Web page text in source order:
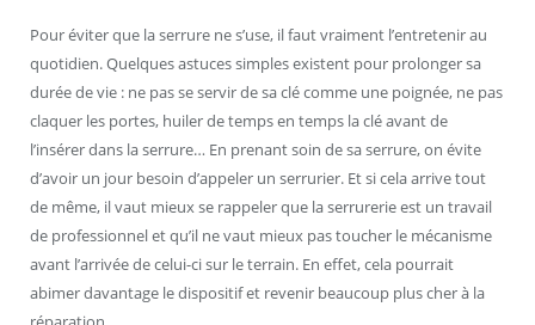
Pour éviter que la serrure ne s’use, il faut vraiment l’entretenir au
quotidien. Quelques astuces simples existent pour prolonger sa
durée de vie : ne pas se servir de sa clé comme une poignée, ne pas
claquer les portes, huiler de temps en temps la clé avant de
l’insérer dans la serrure… En prenant soin de sa serrure, on évite
d’avoir un jour besoin d’appeler un serrurier. Et si cela arrive tout
de même, il vaut mieux se rappeler que la serrurerie est un travail
de professionnel et qu’il ne vaut mieux pas toucher le mécanisme
avant l’arrivée de celui-ci sur le terrain. En effet, cela pourrait
abimer davantage le dispositif et revenir beaucoup plus cher à la